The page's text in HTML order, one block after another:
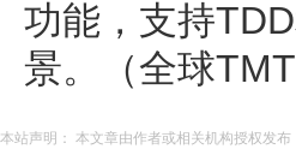
功能，支持
景。（全球TMT
本站声明： 本文章由作者或相关机构授权发